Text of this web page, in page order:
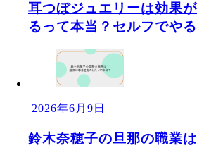
耳つぼジュエリーは効果
るって本当？セルフでや
2026年6月9日
鈴木奈穂子の旦那の職業